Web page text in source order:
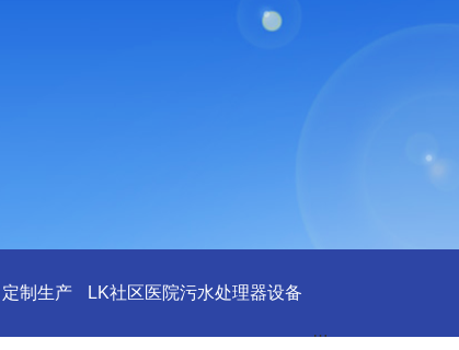
制生产 LK社区医院污水处理器设备